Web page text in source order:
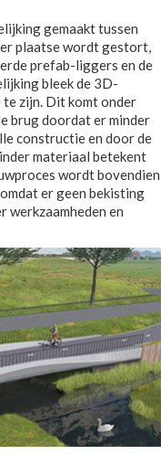
gemaakt tussen
plaatse wordt gestort,
prefab-liggers en de
bleek de 3D-
zijn. Dit komt onder
brug doordat er minder
constructie en door de
materiaal betekent
wordt bovendien
er geen bekisting
werkzaamheden en